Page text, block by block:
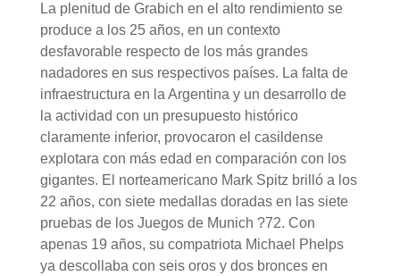
La plenitud de Grabich en el alto rendimiento se
produce a los 25 años, en un contexto
desfavorable respecto de los más grandes
nadadores en sus respectivos países. La falta de
infraestructura en la Argentina y un desarrollo de
la actividad con un presupuesto histórico
claramente inferior, provocaron el casildense
explotara con más edad en comparación con los
gigantes. El norteamericano Mark Spitz brilló a los
22 años, con siete medallas doradas en las siete
pruebas de los Juegos de Munich ?72. Con
apenas 19 años, su compatriota Michael Phelps
ya descollaba con seis oros y dos bronces en